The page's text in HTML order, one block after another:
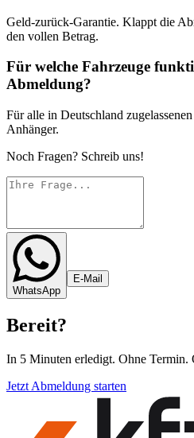
Geld-zurück-Garantie. Klappt die
den vollen Betrag.
Für welche Fahrzeuge
Abmeldung?
Für alle in Deutschland
Anhänger.
Noch Fragen? Schreib uns!
WhatsApp
E-Mail
Bereit?
In 5 Minuten erledigt. Ohne Termin.
Jetzt Abmeldung starten